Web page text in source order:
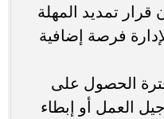
إلا أن قرار تمديد المهلة
الإدارة فرصة إضافية
الحصول على
العمل أو إبطاء